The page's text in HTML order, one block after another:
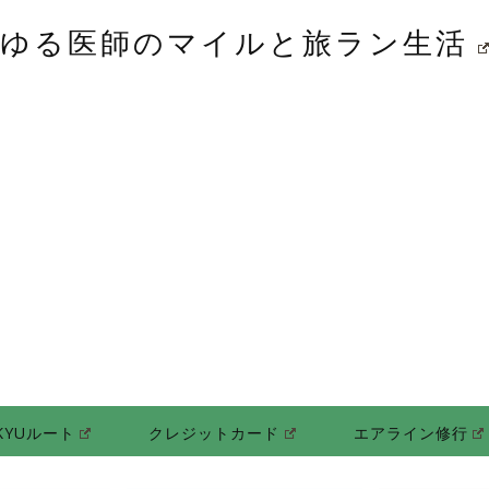
ゆる医師のマイルと旅ラン生活
ルート クレジットカード エアライン修行